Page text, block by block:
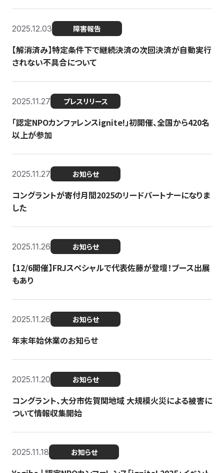
2025.12.03 障害報告
【解消済み】特定条件下で継続決済の次回決済が自動実行
されない不具合について
2025.11.27 プレスリリース
「認定NPOカンファレンスignite!」初開催、全国から420名
以上が参加
2025.11.27 お知らせ
コングラントが寄付月間2025のリードパートナーになりま
した
2025.11.26 お知らせ
【12/6開催】FRJスペシャルで代表佐藤が登壇！ブース出展
もあり
2025.11.26 お知らせ
年末年始休業のお知らせ
2025.11.20 お知らせ
コングラント、大分市佐賀関地域 大規模火災による被害に
ついて情報収集開始
2025.11.18 お知らせ